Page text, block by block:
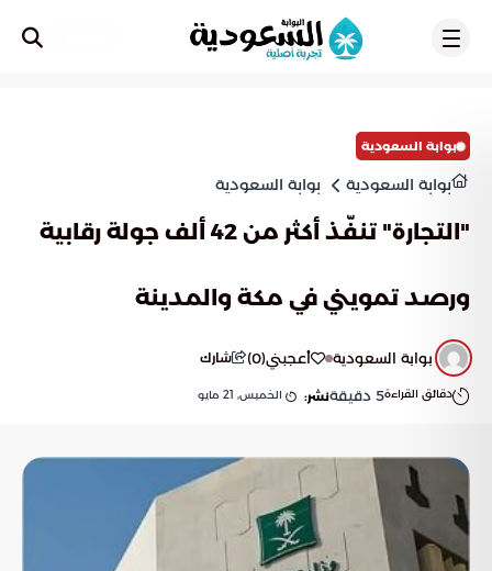
بوابة السعودية
بوابة السعودية بوابة السعودية
‎"التجارة" تنفّذ أكثر من 42 ألف جولة رقابية
ورصد تمويني في مكة والمدينة
بوابة السعودية أعجبني(
0
) شارك
دقائق القراءة5 دقيقةنشر: الخميس, 21 مايو